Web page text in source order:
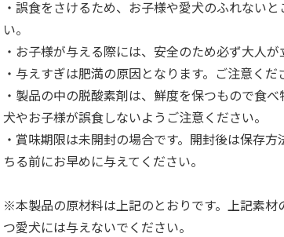
・誤食をさけるため、お子様や愛犬のふれない
い。
・お子様が与える際には、安全のため必ず大人が
・与えすぎは肥満の原因となります。ご注意くだ
・製品の中の脱酸素剤は、鮮度を保つもので食
犬やお子様が誤食しないようご注意ください。
・賞味期限は未開封の場合です。開封後は保存
ちる前にお早めに与えてください。
※本製品の原材料は上記のとおりです。上記素材
つ愛犬には与えないでください。